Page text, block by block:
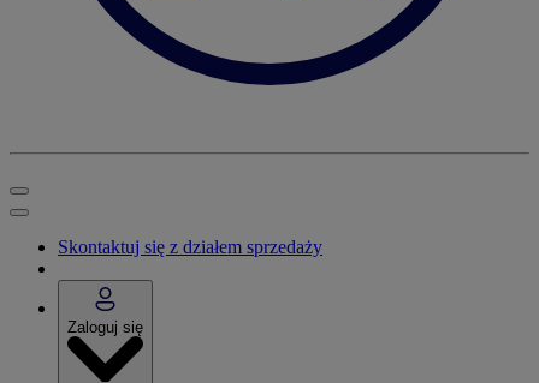
Skontaktuj się z działem sprzedaży
Zaloguj się